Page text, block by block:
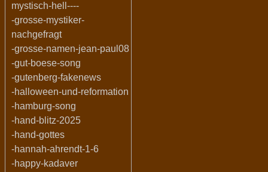
mystisch-hell----
-grosse-mystiker-
nachgefragt
-grosse-namen-jean-paul08
-gut-boese-song
-gutenberg-fakenews
-halloween-und-reformation
-hamburg-song
-hand-blitz-2025
-hand-gottes
-hannah-ahrendt-1-6
-happy-kadaver